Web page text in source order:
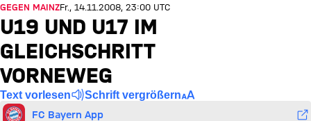
GEGEN MAINZFr., 14.11.2008, 23:00 UTC
U19 UND U17 IM
GLEICHSCHRITT
VORNEWEG
Text vorlesen Schrift vergrößern
FC Bayern App